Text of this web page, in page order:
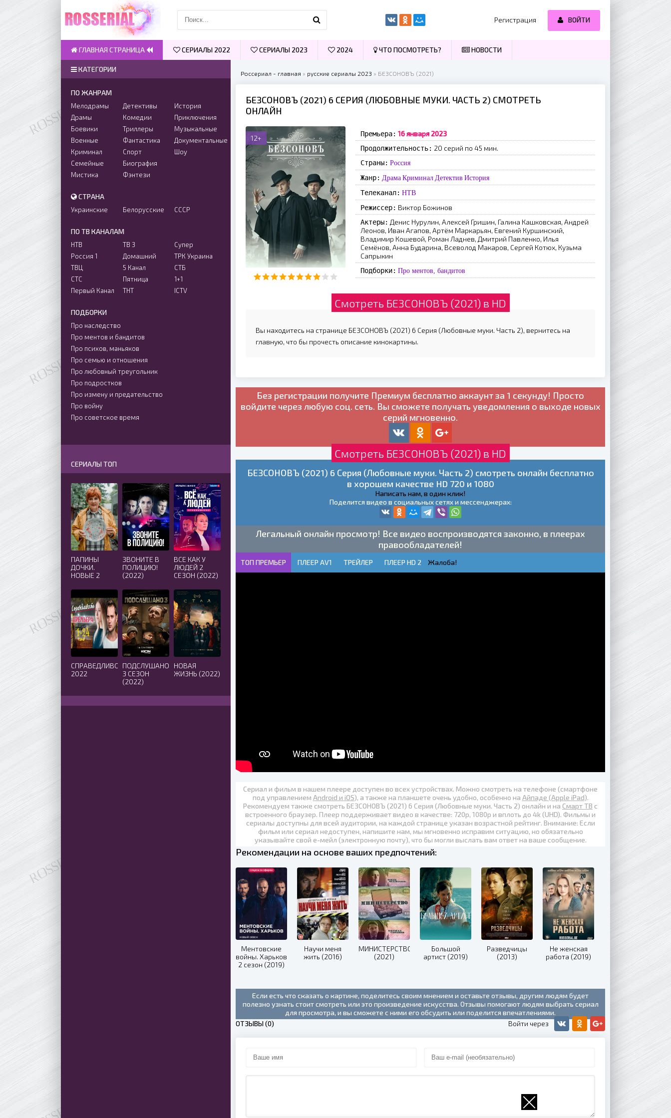
Россериал - главная » русские сериалы 2023 » БЕЗСОНОВЪ (2021)
БЕЗСОНОВЪ (2021) 6 СЕРИЯ (ЛЮБОВНЫЕ МУКИ. ЧАСТЬ 2) СМОТРЕТЬ
ОНЛАЙН
12+ Премьера: 16 января 2023
Продолжительность: 20 серий по 45 мин.
Страны: Россия
Жанр: Драма Криминал Детектив История
Телеканал: НТВ
Режиссер: Виктор Божинов
Актеры: Денис Нурулин, Алексей Гришин, Галина Кашковская, Андрей
Леонов, Иван Агапов, Артём Маркарьян, Евгений Куршинский,
Владимир Кошевой, Роман Ладнев, Дмитрий Павленко, Илья
Семёнов, Анна Бударина, Всеволод Макаров, Сергей Котюх, Кузьма
Сапрыкин
Подборки: Про ментов, бандитов
Смотреть БЕЗСОНОВЪ (2021) в HD
Вы находитесь на странице БЕЗСОНОВЪ (2021) 6 Серия (Любовные муки. Часть 2), вернитесь на
главную, что бы прочесть описание кинокартины.
Без регистрации получите Премиум бесплатно аккаунт за 1 секунду! Просто
войдите через любую соц. сеть. Вы сможете получать уведомления о выходе новых
серий мгновенно.
Смотреть БЕЗСОНОВЪ (2021) в HD
БЕЗСОНОВЪ (2021) 6 Серия (Любовные муки. Часть 2) смотреть онлайн бесплатно
в хорошем качестве HD 720 и 1080
Написать нам, в один клик!
Поделится видео в социальных сетях и мессенджерах:
Легальный онлайн просмотр! Все видео воспроизводятся законно, в плеерах
правообладателей!
ТОП ПРЕМЬЕР ПЛЕЕР AV1 ТРЕЙЛЕР ПЛЕЕР HD 2 Жалоба!
Сериал и фильм в нашем плеере доступен во всех устройствах. Можно смотреть на телефоне (смартфоне
под управлением Android и iOS), а также на планшете очень удобно, особенно на Айпаде (Apple iPad).
Рекомендуем также смотреть БЕЗСОНОВЪ (2021) 6 Серия (Любовные муки. Часть 2) онлайн и на Смарт ТВ с
встроенного браузер. Плеер поддерживает видео в качестве: 720p, 1080p и вплоть до 4k (UHD). Фильмы и
сериалы доступны для всей аудитории, на каждой странице указан возрастной рейтинг. Внимание: Если
фильм или сериал недоступен, напишите нам, мы мгновенно исправим ситуацию, но обязательно
указывайте свой е-мейл (электронную почту), что бы могли выслать вам ответ на ваше сообщение.
Рекомендации на основе ваших предпочтений:
Ментовские
войны. Харьков
2 сезон (2019)
Научи меня
жить (2016)
МИНИСТЕРСТВО
(2021)
Большой
артист (2019)
Разведчицы
(2013)
Не женская
работа (2019)
Если есть что сказать о картине, поделитесь своим мнением и оставьте отзывы, другим людям будет
полезно узнать стоит смотреть или это произведение искусства. Отзывы помогают людям выбрать сериал
для просмотра, и вы сможете с ними его обсудить или поделится впечатлениями.
ОТЗЫВЫ (0)
КАТЕГОРИИ
ПО ЖАНРАМ
Мелодрамы
Драмы
Боевики
Военные
Криминал
Семейные
Мистика
Детективы
Комедии
Триллеры
Фантастика
Спорт
Биография
Фэнтези
История
Приключения
Музыкальные
Документальные
Шоу
СТРАНА
Украинские Белорусские СССР
ПО ТВ КАНАЛАМ
НТВ
Россия 1
ТВЦ
СТС
Первый Канал
ТВ 3
Домашний
5 Канал
Пятница
ТНТ
Супер
ТРК Украина
СТБ
1+1
ICTV
ПОДБОРКИ
Про наследство
Про ментов и бандитов
Про психов, маньяков
Про семью и отношения
Про любовный треугольник
Про подростков
Про измену и предательство
Про войну
Про советское время
СЕРИАЛЫ ТОП
ПАПИНЫ
ДОЧКИ.
НОВЫЕ 2
ЗВОНИТЕ В
ПОЛИЦИЮ!
(2022)
ВСЕ КАК У
ЛЮДЕЙ 2
СЕЗОН (2022)
СПРАВЕДЛИВОСТЬ
2022
ПОДСЛУШАНО
3 СЕЗОН
(2022)
НОВАЯ
ЖИЗНЬ (2022)
Регистрация ВОЙТИ
ГЛАВНАЯ СТРАНИЦА СЕРИАЛЫ 2022 СЕРИАЛЫ 2023 2024 ЧТО ПОСМОТРЕТЬ? НОВОСТИ